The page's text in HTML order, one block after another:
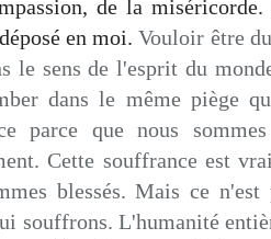
de la
en moi. Vouloir être
le sens de l'esprit du
dans le même piège
parce que nous
Cette souffrance est
blessés. Mais ce
souffrons. L'humanité